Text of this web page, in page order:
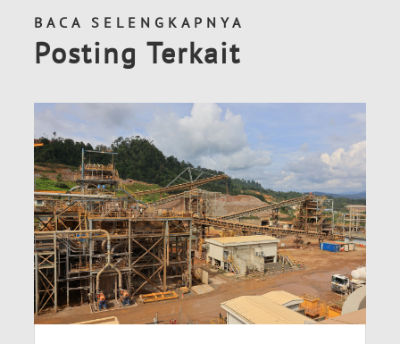
BACA SELENGKAPNYA
Posting Terkait